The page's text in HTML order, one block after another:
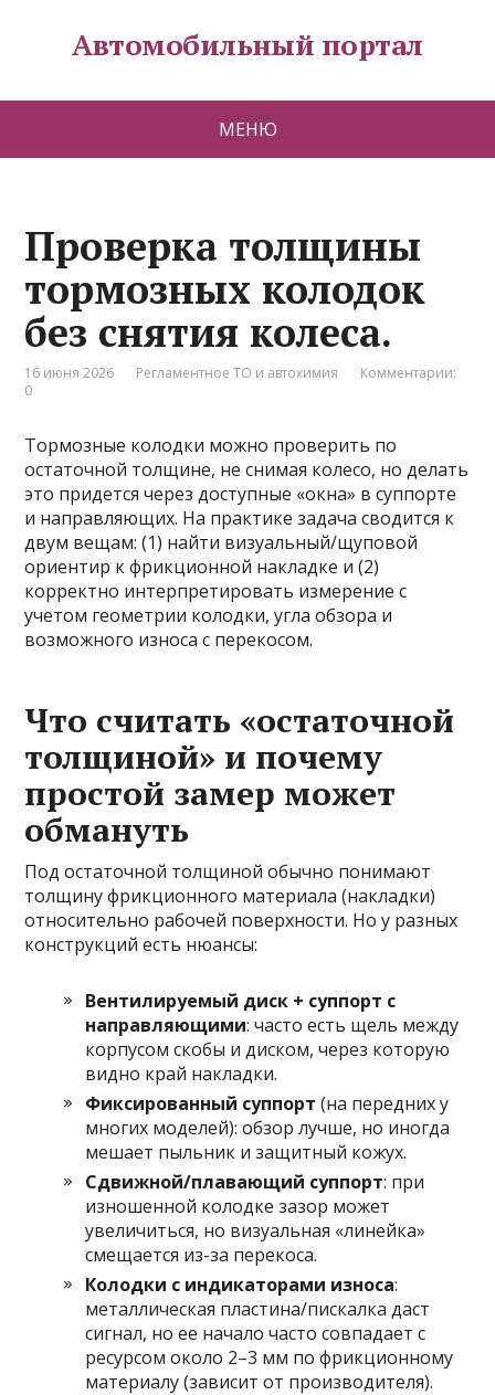
Автомобильный портал
МЕНЮ
Проверка толщины
тормозных колодок
без снятия колеса.
16 июня 2026 Регламентное ТО и автохимия
Комментарии:
0
Тормозные колодки можно проверить по
остаточной толщине, не снимая колесо, но делать
это придется через доступные «окна» в суппорте
и направляющих. На практике задача сводится к
двум вещам: (1) найти визуальный/щуповой
ориентир к фрикционной накладке и (2)
корректно интерпретировать измерение с
учетом геометрии колодки, угла обзора и
возможного износа с перекосом.
Что считать «остаточной
толщиной» и почему
простой замер может
обмануть
Под остаточной толщиной обычно понимают
толщину фрикционного материала (накладки)
относительно рабочей поверхности. Но у разных
конструкций есть нюансы:
Вентилируемый диск + суппорт с
направляющими: часто есть щель между
корпусом скобы и диском, через которую
видно край накладки.
Фиксированный суппорт (на передних у
многих моделей): обзор лучше, но иногда
мешает пыльник и защитный кожух.
Сдвижной/плавающий суппорт: при
изношенной колодке зазор может
увеличиться, но визуальная «линейка»
смещается из-за перекоса.
Колодки с индикаторами износа:
металлическая пластина/пискалка даст
сигнал, но ее начало часто совпадает с
ресурсом около 2–3 мм по фрикционному
материалу (зависит от производителя).